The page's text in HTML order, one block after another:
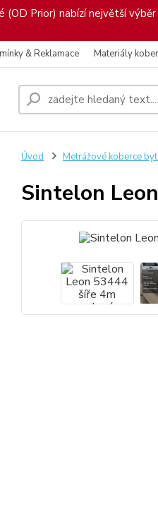
Prior) nabízí největší
& Reklamace Materiály
Úvod Metrážové koberce
Sintelon